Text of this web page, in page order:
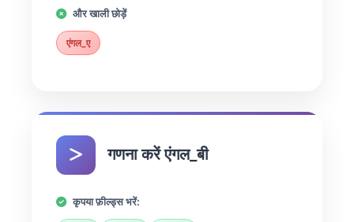
और खाली छोड़ें
एंगल_ए
गणना करें एंगल_बी
कृपया फ़ील्ड्स भरें: